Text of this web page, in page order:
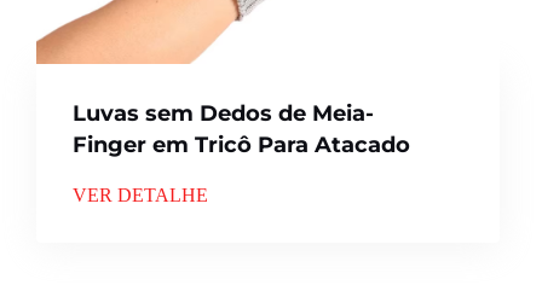
Luvas sem Dedos de Meia-
Finger em Tricô Para Atacado
VER DETALHE